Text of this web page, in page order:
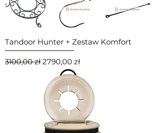
Tandoor Hunter + Zestaw Komfort
Regularna cena
3100,00 zł Cena rabatowa
2790,00 zł